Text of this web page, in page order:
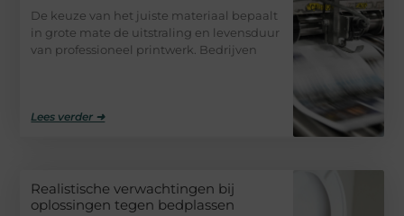
De keuze van het juiste materiaal bepaalt
in grote mate de uitstraling en levensduur
van professioneel printwerk. Bedrijven
Lees verder ➜
Realistische verwachtingen bij
oplossingen tegen bedplassen